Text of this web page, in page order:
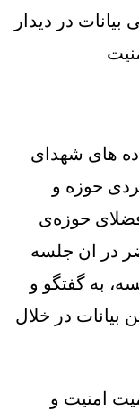
در دیدار
های شهدای
حوزه و
حوزه‌ی
در ان جلسه
به گفتگو و
بیانات در خلال
امنیت و